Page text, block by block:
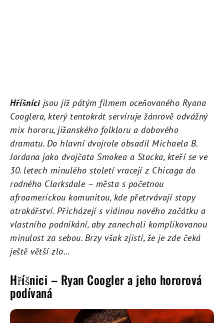
Hříšnícijsou již pátým filmem oceňovaného Ryana
Cooglera, který tentokrát servíruje žánrově odvážný
mix hororu, jižanského folkloru a dobového
dramatu. Do hlavní dvojrole obsadil Michaela B.
Jordana jako dvojčata Smokea a Stacka, kteří se ve
30. letech minulého století vracejí z Chicaga do
rodného Clarksdale – města s početnou
afroamerickou komunitou, kde přetrvávají stopy
otrokářství. Přicházejí s vidinou nového začátku a
vlastního podnikání, aby zanechali komplikovanou
minulost za sebou. Brzy však zjistí, že je zde čeká
ještě větší zlo…
Hříšnici – Ryan Coogler a jeho hororová
podívaná